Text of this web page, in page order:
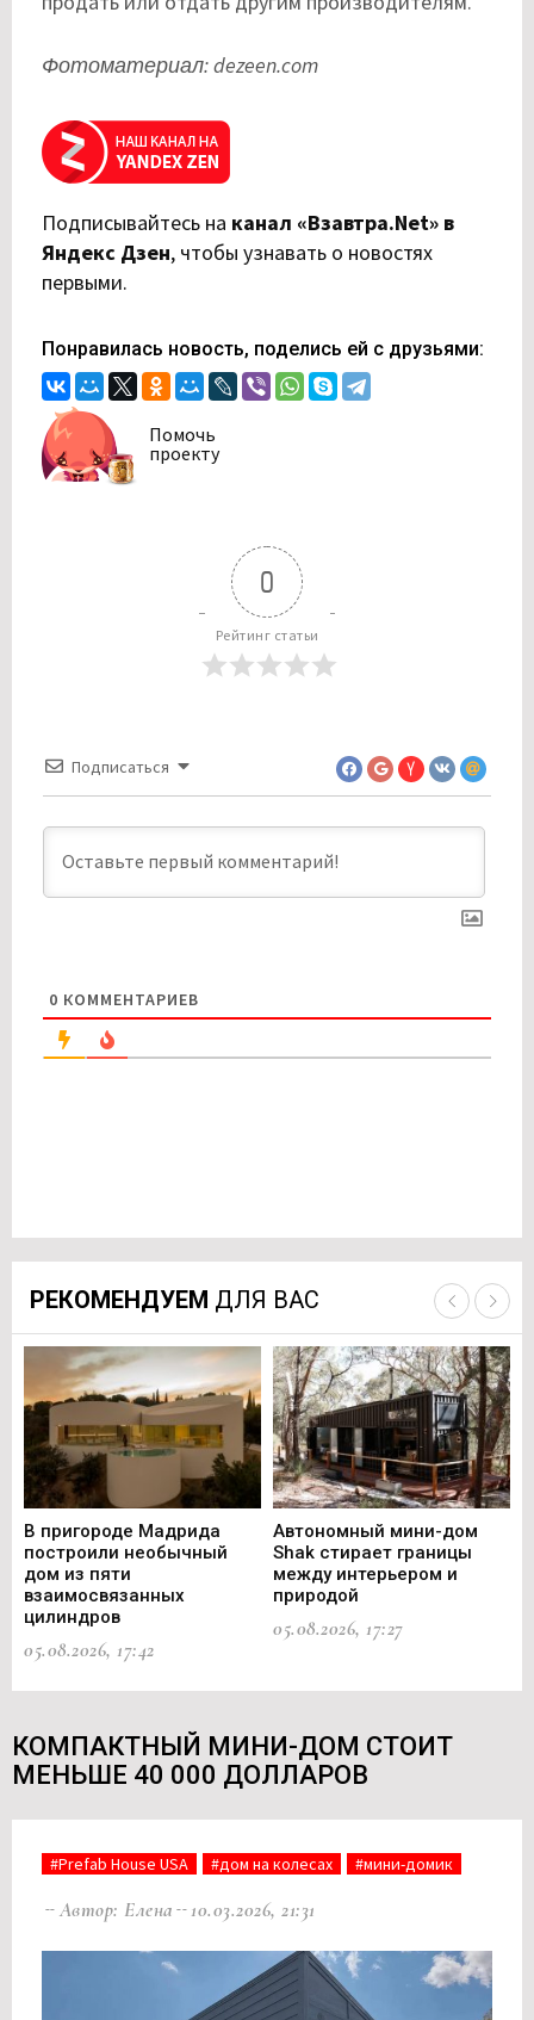
Фотоматериал: dezeen.com
Подписывайтесь на канал «Взавтра.Net» в
Яндекс Дзен, чтобы узнавать о новостях
первыми.
Понравилась новость, поделись ей с друзьями:
Помочь
проекту
0
Рейтинг статьи
Подписаться
0 КОММЕНТАРИЕВ
РЕКОМЕНДУЕМ ДЛЯ ВАС
В пригороде Мадрида
построили необычный
дом из пяти
взаимосвязанных
цилиндров
05.08.2026, 17:42
Автономный мини-дом
Shak стирает границы
между интерьером и
природой
05.08.2026, 17:27
КОМПАКТНЫЙ МИНИ-ДОМ СТОИТ
МЕНЬШЕ 40 000 ДОЛЛАРОВ
#Prefab House USA #дом на колесах #мини-домик
Автор: Елена 10.03.2026, 21:31